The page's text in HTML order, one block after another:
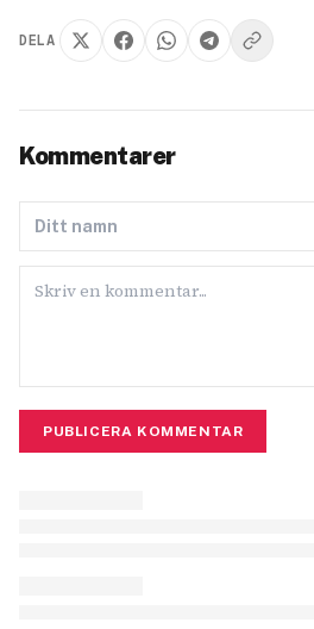
DELA
Kommentarer
PUBLICERA KOMMENTAR